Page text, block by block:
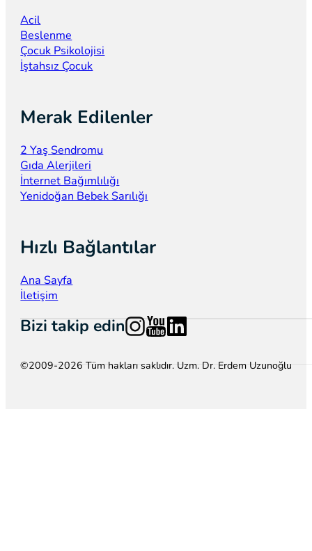
Acil
Beslenme
Çocuk Psikolojisi
İştahsız Çocuk
Merak Edilenler
2 Yaş Sendromu
Gıda Alerjileri
İnternet Bağımlılığı
Yenidoğan Bebek Sarılığı
Hızlı Bağlantılar
Ana Sayfa
İletişim
Bizi takip edinFollow us on Instagram
Follow us on YouTube
Follow us on LinkedIn
©2009-2026 Tüm hakları saklıdır. Uzm. Dr. Erdem Uzunoğlu